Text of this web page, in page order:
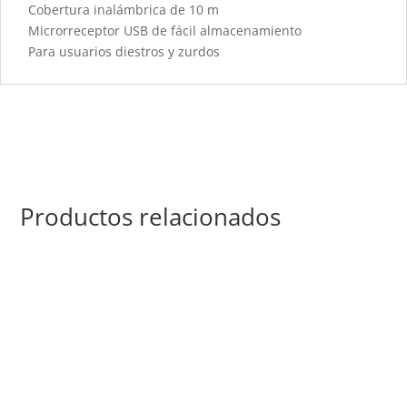
Cobertura inalámbrica de 10 m
Microrreceptor USB de fácil almacenamiento
Para usuarios diestros y zurdos
Productos relacionados